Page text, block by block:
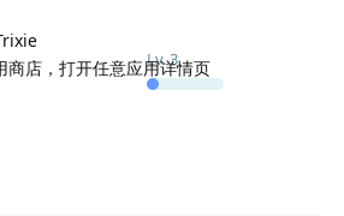
Lv.3
商店，打开任意应用详情页